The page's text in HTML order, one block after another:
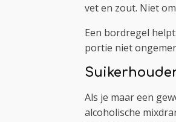
vet en zout. Niet
Een bordregel
portie niet
Als je maar een
alcoholische